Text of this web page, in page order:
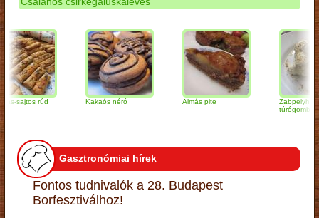
rúd Kakaós néró Almás pite
Zabpelyhes
túrógombóc
Gasztronómiai hírek
Fontos tudnivalók a 28. Budapest
Borfesztiválhoz!